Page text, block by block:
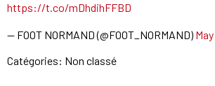
https://t.co/mDhdihFFBD
— FOOT NORMAND (@FOOT_NORMAND)
Catégories: Non classé